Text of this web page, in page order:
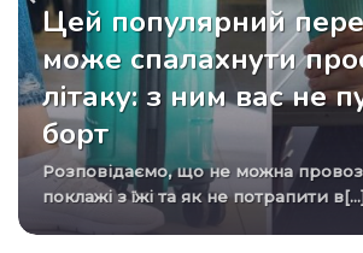
Цей популярний
може спалахнути
літаку: з ним вас не
борт
Розповідаємо, що не можна провозити в ручній
поклажі з їжі та як не потрапити